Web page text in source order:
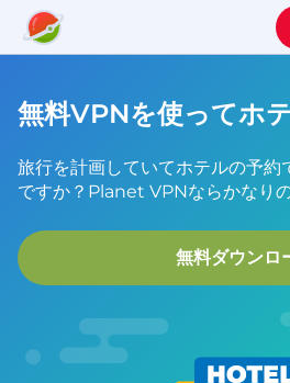
無料VPNを使ってホ
旅行を計画していてホテルの予約
ですか？Planet VPNならかなり
無料ダウンロ